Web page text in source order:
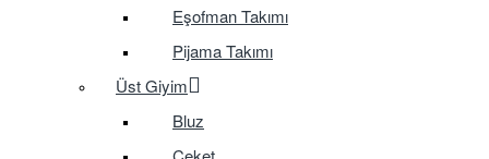
Eşofman Takımı
Pijama Takımı
Üst Giyim
Bluz